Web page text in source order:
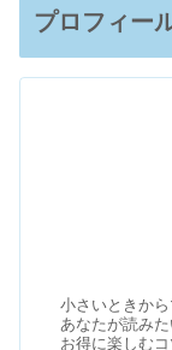
プロフィー
小さいときから
あなたが読み
お得に楽しむコ